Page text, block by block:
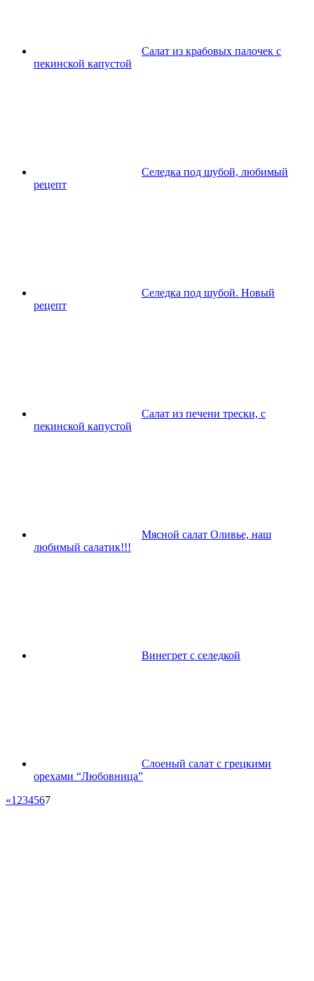
Салат из крабовых палочек с
пекинской капустой
Селедка под шубой, любимый
рецепт
Селедка под шубой. Новый
рецепт
Салат из печени трески, с
пекинской капустой
Мясной салат Оливье, наш
любимый салатик!!!
Винегрет с селедкой
Слоеный салат с грецкими
орехами “Любовница”
«1 234567